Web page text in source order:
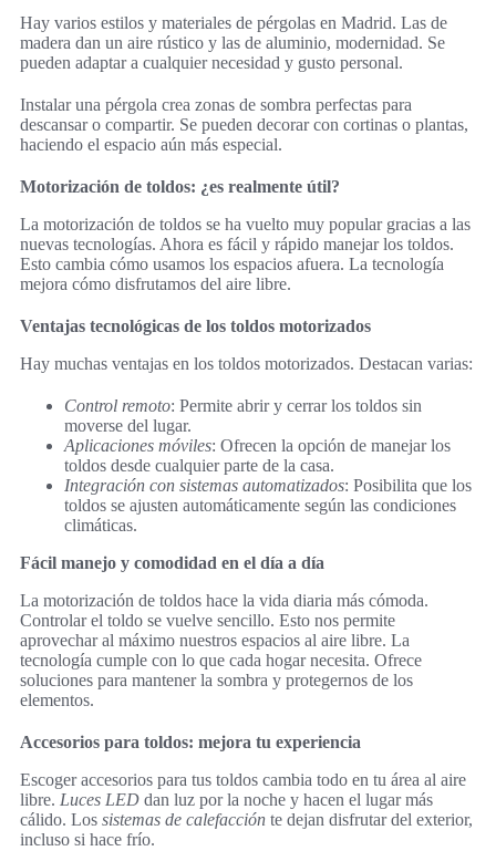
Hay varios estilos y materiales de pérgolas en Madrid. Las de
madera dan un aire rústico y las de aluminio, modernidad. Se
pueden adaptar a cualquier necesidad y gusto personal.
Instalar una pérgola crea zonas de sombra perfectas para
descansar o compartir. Se pueden decorar con cortinas o plantas,
haciendo el espacio aún más especial.
Motorización de toldos: ¿es realmente útil?
La motorización de toldos se ha vuelto muy popular gracias a las
nuevas tecnologías. Ahora es fácil y rápido manejar los toldos.
Esto cambia cómo usamos los espacios afuera. La tecnología
mejora cómo disfrutamos del aire libre.
Ventajas tecnológicas de los toldos motorizados
Hay muchas ventajas en los toldos motorizados. Destacan varias:
Control remoto: Permite abrir y cerrar los toldos sin
moverse del lugar.
Aplicaciones móviles: Ofrecen la opción de manejar los
toldos desde cualquier parte de la casa.
Integración con sistemas automatizados: Posibilita que los
toldos se ajusten automáticamente según las condiciones
climáticas.
Fácil manejo y comodidad en el día a día
La motorización de toldos hace la vida diaria más cómoda.
Controlar el toldo se vuelve sencillo. Esto nos permite
aprovechar al máximo nuestros espacios al aire libre. La
tecnología cumple con lo que cada hogar necesita. Ofrece
soluciones para mantener la sombra y protegernos de los
elementos.
Accesorios para toldos: mejora tu experiencia
Escoger accesorios para tus toldos cambia todo en tu área al aire
libre. Luces LED dan luz por la noche y hacen el lugar más
cálido. Los sistemas de calefacción te dejan disfrutar del exterior,
incluso si hace frío.